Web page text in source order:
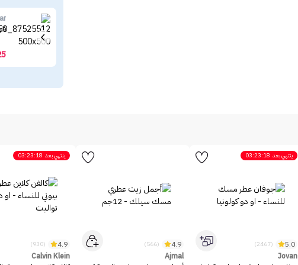
ينتهي بعد 03:23:18
5.0
(2467)
Jovan
4.9
(566)
Ajmal
ينتهي بعد 03:23:18
4.9
(930)
Calvin Klein